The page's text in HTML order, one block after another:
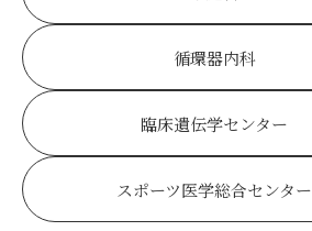
循環器内科
臨床遺伝学センター
スポーツ医学総合センター